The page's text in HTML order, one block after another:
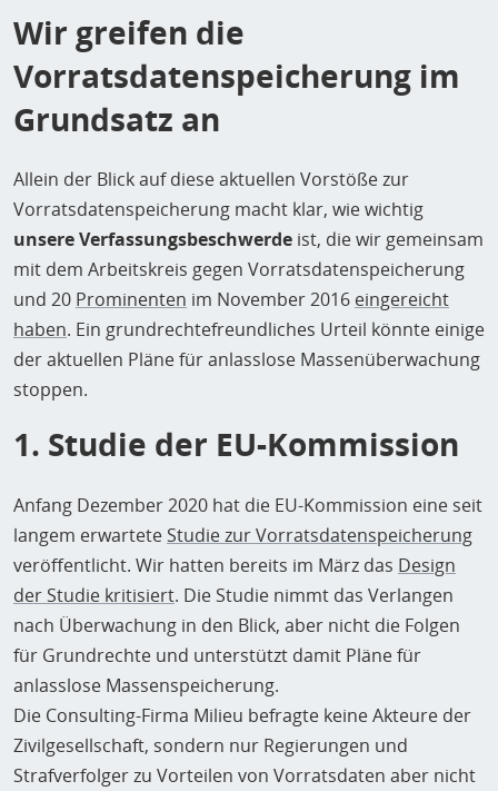
Wir greifen die
Vorratsdatenspeicherung im
Grundsatz an
Allein der Blick auf diese aktuellen Vorstöße zur
Vorratsdatenspeicherung macht klar, wie wichtig
unsere Verfassungsbeschwerde ist, die wir gemeinsam
mit dem Arbeitskreis gegen Vorratsdatenspeicherung
und 20 Prominenten im November 2016 eingereicht
haben. Ein grundrechtefreundliches Urteil könnte einige
der aktuellen Pläne für anlasslose Massenüberwachung
stoppen.
1. Studie der EU-Kommission
Anfang Dezember 2020 hat die EU-Kommission eine seit
langem erwartete Studie zur Vorratsdatenspeicherung
veröffentlicht. Wir hatten bereits im März das Design
der Studie kritisiert. Die Studie nimmt das Verlangen
nach Überwachung in den Blick, aber nicht die Folgen
für Grundrechte und unterstützt damit Pläne für
anlasslose Massenspeicherung.
Die Consulting-Firma Milieu befragte keine Akteure der
Zivilgesellschaft, sondern nur Regierungen und
Strafverfolger zu Vorteilen von Vorratsdaten aber nicht